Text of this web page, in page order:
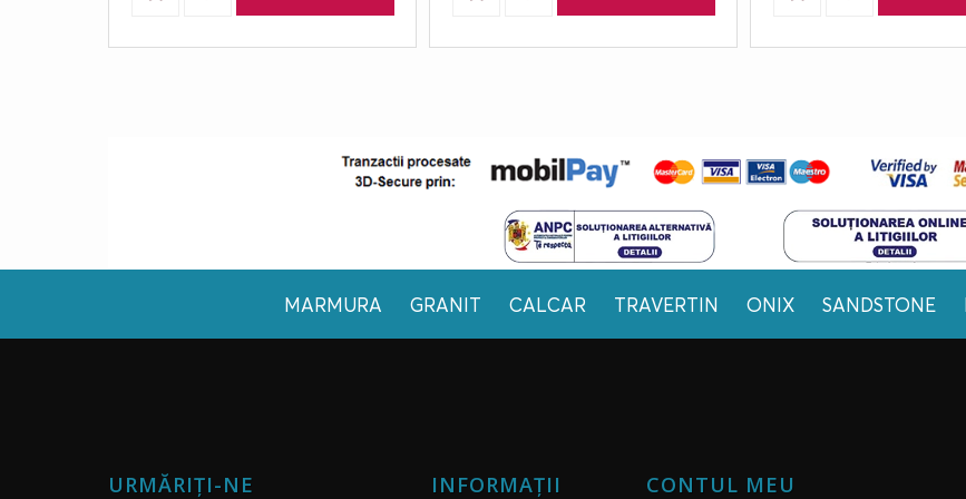
MARMURA GRANIT CALCAR TRAVERTIN ONIX SANDSTONE
URMĂRIȚI-NE INFORMAŢII CONTUL MEU